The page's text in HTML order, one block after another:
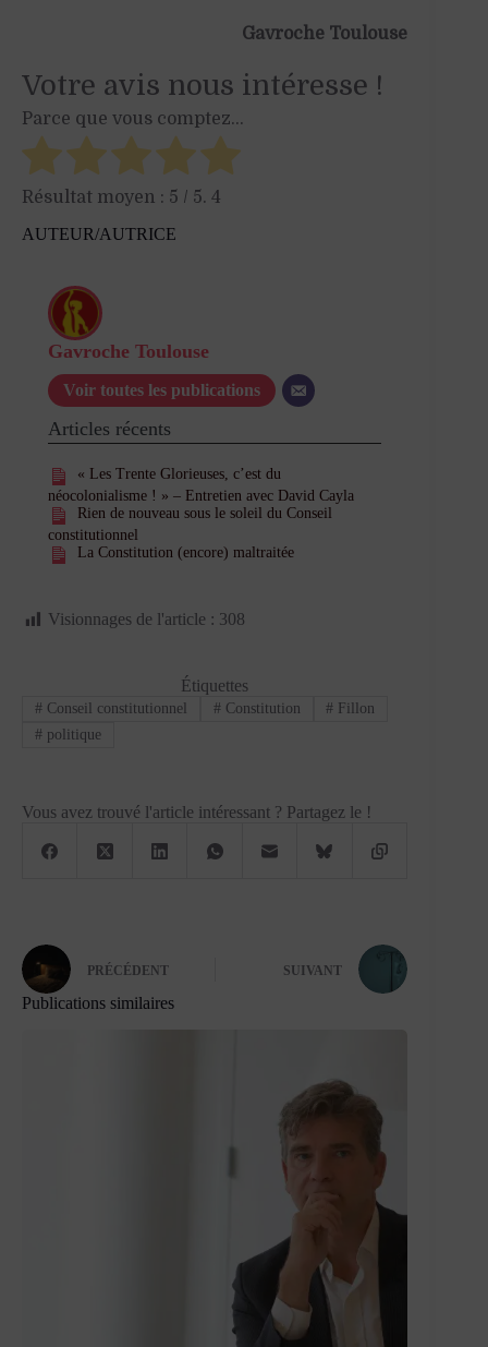
Gavroche Toulouse
Votre avis nous intéresse !
Parce que vous comptez...
Résultat moyen : 5 / 5. 4
AUTEUR/AUTRICE
Gavroche Toulouse
Voir toutes les publications
Articles récents
« Les Trente Glorieuses, c’est du
néocolonialisme ! » – Entretien avec David Cayla
Rien de nouveau sous le soleil du Conseil
constitutionnel
La Constitution (encore) maltraitée
Visionnages de l'article : 308
Étiquettes
# Conseil constitutionnel # Constitution # Fillon
# politique
Vous avez trouvé l'article intéressant ? Partagez le !
PRÉCÉDENT SUIVANT
Publications similaires